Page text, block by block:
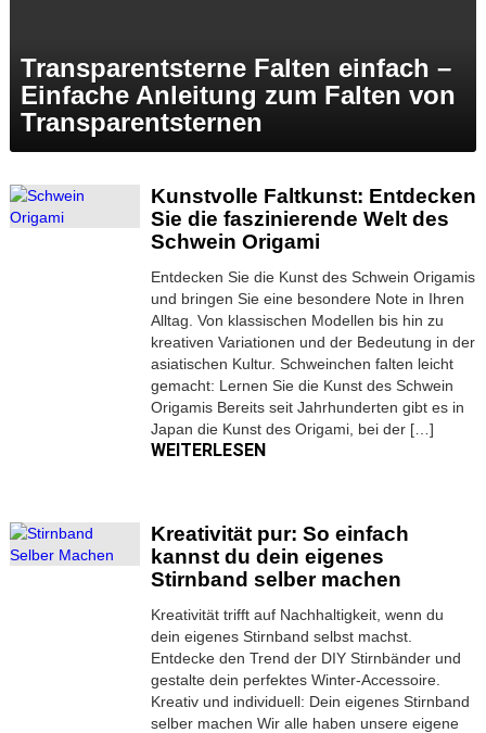
Transparentsterne Falten einfach –
Einfache Anleitung zum Falten von
Transparentsternen
Kunstvolle Faltkunst: Entdecken
Sie die faszinierende Welt des
Schwein Origami
Entdecken Sie die Kunst des Schwein Origamis
und bringen Sie eine besondere Note in Ihren
Alltag. Von klassischen Modellen bis hin zu
kreativen Variationen und der Bedeutung in der
asiatischen Kultur. Schweinchen falten leicht
gemacht: Lernen Sie die Kunst des Schwein
Origamis Bereits seit Jahrhunderten gibt es in
Japan die Kunst des Origami, bei der […]
WEITERLESEN
Kreativität pur: So einfach
kannst du dein eigenes
Stirnband selber machen
Kreativität trifft auf Nachhaltigkeit, wenn du
dein eigenes Stirnband selbst machst.
Entdecke den Trend der DIY Stirnbänder und
gestalte dein perfektes Winter-Accessoire.
Kreativ und individuell: Dein eigenes Stirnband
selber machen Wir alle haben unsere eigene